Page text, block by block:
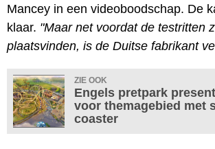
Mancey in een videoboodschap. De
klaar. "Maar net voordat de testritten
plaatsvinden, is de Duitse fabrikant
ZIE OOK
Engels pretpark
voor themagebied met
coaster